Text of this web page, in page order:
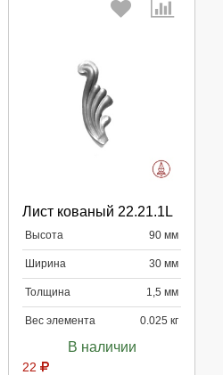
Лист кованый 22.21.1L
Высота 90 мм
Ширина 30 мм
Толщина 1,5 мм
Вес элемента 0.025 кг
В наличии
22
Выберите количество:
Продолжить